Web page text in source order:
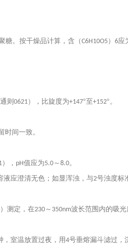
糖。按干燥品计算，含（C6H10O5）6应
则0621），比旋度为+147°至+152°。
时间一致。
）， pH值应为5.0 ～8.0。
液应澄清无色；如显浑浊，与2号浊度标
）测定，在230 ～ 350nm波长范围内的吸光
，室温放置过夜，用4号垂熔漏斗滤过，